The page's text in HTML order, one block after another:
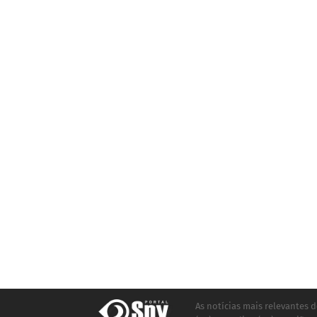
As notícias mais relevantes